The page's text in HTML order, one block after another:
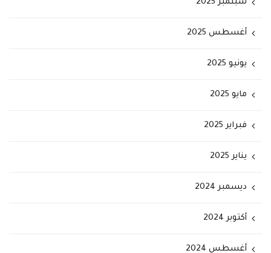
سبتمبر 2025
أغسطس 2025
يونيو 2025
مايو 2025
فبراير 2025
يناير 2025
ديسمبر 2024
أكتوبر 2024
أغسطس 2024